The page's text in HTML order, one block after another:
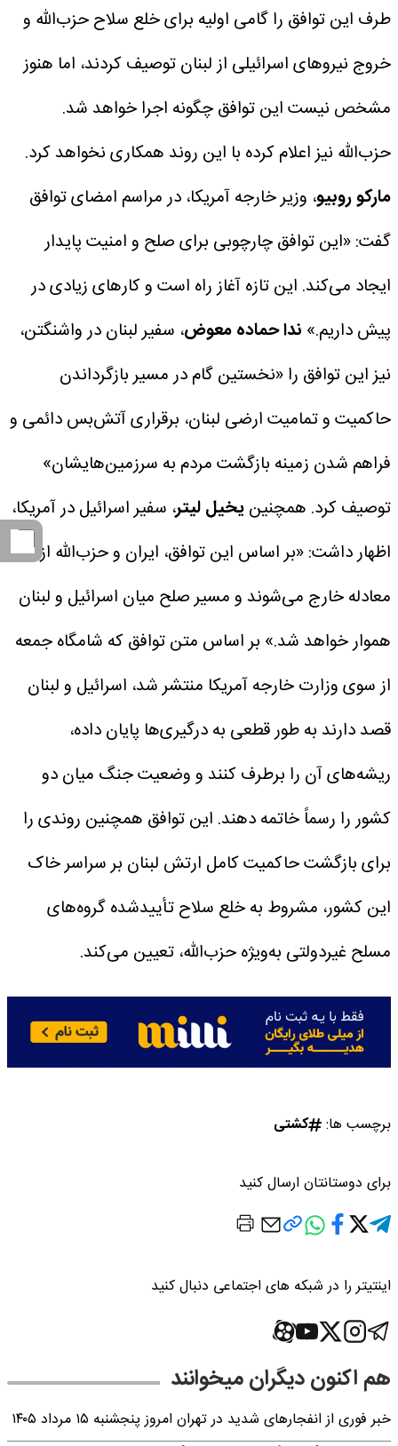
طرف این توافق را گامی اولیه برای خلع سلاح حزب‌الله و
خروج نیروهای اسرائیلی از لبنان توصیف کردند، اما هنوز
مشخص نیست این توافق چگونه اجرا خواهد شد.
حزب‌الله نیز اعلام کرده با این روند همکاری نخواهد کرد.
مارکو روبیو، وزیر خارجه آمریکا، در مراسم امضای توافق
گفت: «این توافق چارچوبی برای صلح و امنیت پایدار
ایجاد می‌کند. این تازه آغاز راه است و کارهای زیادی در
پیش داریم.» ندا حماده معوض، سفیر لبنان در واشنگتن،
نیز این توافق را «نخستین گام در مسیر بازگرداندن
حاکمیت و تمامیت ارضی لبنان، برقراری آتش‌بس دائمی و
فراهم شدن زمینه بازگشت مردم به سرزمین‌هایشان»
توصیف کرد. همچنینیخیل لیتر، سفیر اسرائیل در آمریکا،
اظهار داشت: «بر اساس این توافق، ایران و حزب‌الله از
معادله خارج می‌شوند و مسیر صلح میان اسرائیل و لبنان
هموار خواهد شد.» بر اساس متن توافق که شامگاه جمعه
از سوی وزارت خارجه آمریکا منتشر شد، اسرائیل و لبنان
قصد دارند به طور قطعی به درگیری‌ها پایان داده،
ریشه‌های آن را برطرف کنند و وضعیت جنگ میان دو
کشور را رسماً خاتمه دهند. این توافق همچنین روندی را
برای بازگشت حاکمیت کامل ارتش لبنان بر سراسر خاک
این کشور، مشروط به خلع سلاح تأییدشده گروه‌های
مسلح غیردولتی به‌ویژه حزب‌الله، تعیین می‌کند.
برچسب ها: کشتی
برای دوستانتان ارسال کنید
اینتیتر را در شبکه های اجتماعی دنبال کنید
هم اکنون دیگران میخوانند
خبر فوری از انفجارهای شدید در تهران امروز پنجشنبه ۱۵ مرداد ۱۴۰۵